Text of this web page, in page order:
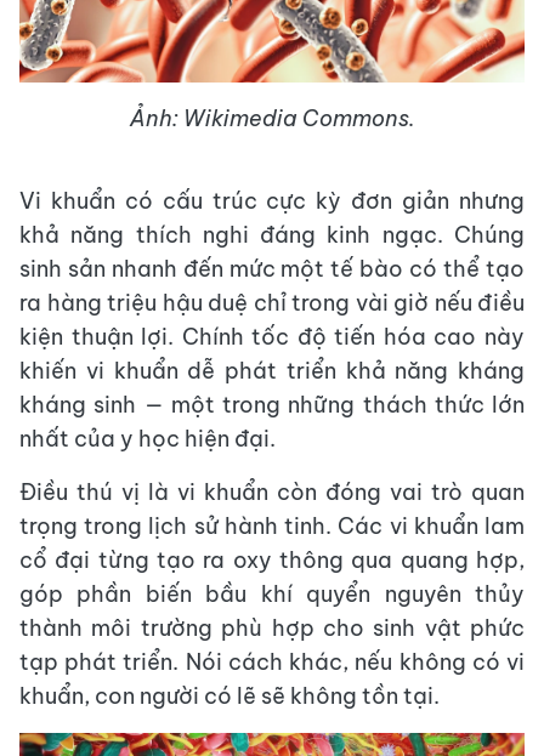
Ảnh: Wikimedia Commons.
Vi khuẩn có cấu trúc cực kỳ đơn giản nhưng
khả năng thích nghi đáng kinh ngạc. Chúng
sinh sản nhanh đến mức một tế bào có thể tạo
ra hàng triệu hậu duệ chỉ trong vài giờ nếu điều
kiện thuận lợi. Chính tốc độ tiến hóa cao này
khiến vi khuẩn dễ phát triển khả năng kháng
kháng sinh — một trong những thách thức lớn
nhất của y học hiện đại.
Điều thú vị là vi khuẩn còn đóng vai trò quan
trọng trong lịch sử hành tinh. Các vi khuẩn lam
cổ đại từng tạo ra oxy thông qua quang hợp,
góp phần biến bầu khí quyển nguyên thủy
thành môi trường phù hợp cho sinh vật phức
tạp phát triển. Nói cách khác, nếu không có vi
khuẩn, con người có lẽ sẽ không tồn tại.